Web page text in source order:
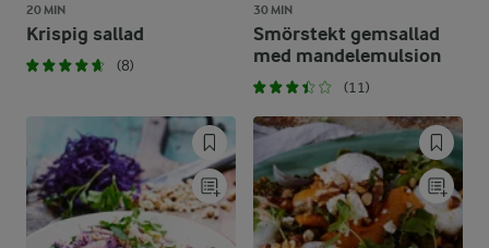
20 MIN
Krispig sallad
(8)
30 MIN
Smörstekt gemsallad
med mandelemulsion
(11)